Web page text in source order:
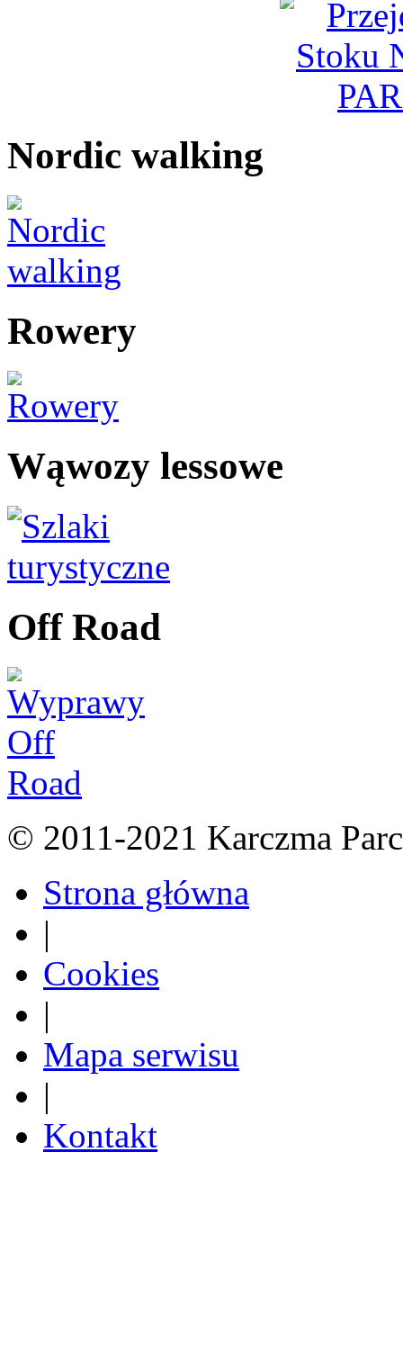
Nordic walking
Rowery
Wąwozy lessowe
Off Road
© 2011-2021 Karczma
Strona główna
|
Cookies
|
Mapa serwisu
|
Kontakt